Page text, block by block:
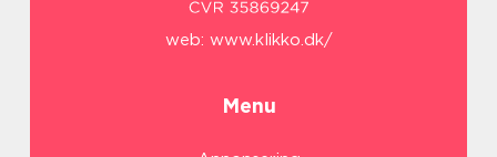
web: www.klikko.dk/
Menu